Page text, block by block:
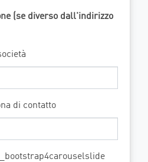
(se diverso dall'indirizzo
di contatto